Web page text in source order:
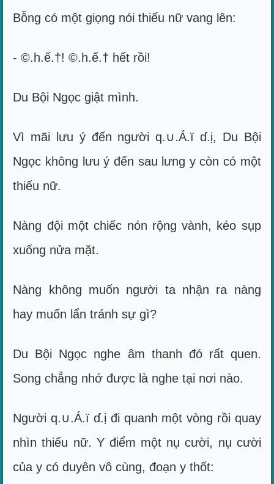
Bỗng có một giọng nói thiếu nữ vang lên:
- ©.h.ế.†! ©.h.ế.† hết rồi!
Du Bội Ngọc giật mình.
Vì mãi lưu ý đến người q.∪.Á.ï ɗ.ị, Du Bội
Ngọc không lưu ý đến sau lưng y còn có một
thiếu nữ.
Nàng đội một chiếc nón rộng vành, kéo sụp
xuống nửa mặt.
Nàng không muốn người ta nhận ra nàng
hay muốn lẩn tránh sự gì?
Du Bội Ngọc nghe âm thanh đó rất quen.
Song chẳng nhớ được là nghe tại nơi nào.
Người q.∪.Á.ï ɗ.ị đi quanh một vòng rồi quay
nhìn thiếu nữ. Y điểm một nụ cười, nụ cười
của y có duyên vô cùng, đoạn y thốt: